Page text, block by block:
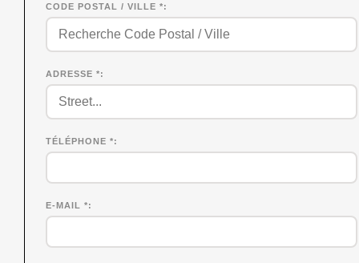
CODE POSTAL / VILLE *
ADRESSE *
TÉLÉPHONE *
E-MAIL *